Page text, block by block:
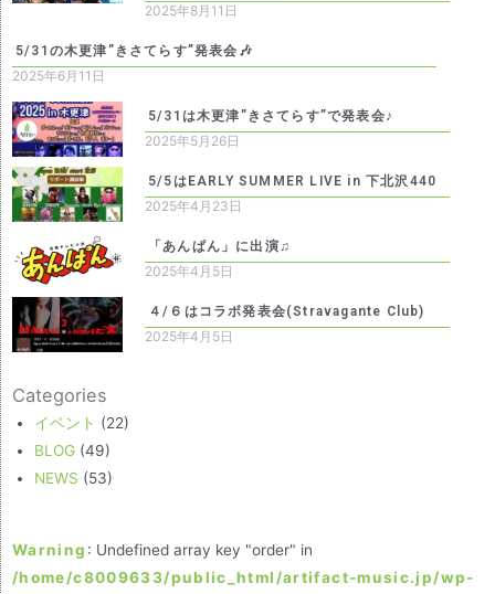
2025年8月11日
5/31の木更津”きさてらす”発表会🎶
2025年6月11日
5/31は木更津”きさてらす”で発表会♪
2025年5月26日
5/5はEARLY SUMMER LIVE in 下北沢440
2025年4月23日
「あんぱん」に出演♫
2025年4月5日
４/６はコラボ発表会(Stravagante Club)
2025年4月5日
Categories
イベント (22)
BLOG (49)
NEWS (53)
Warning : Undefined array key "order" in
/home/c8009633/public_html/artifact-music.jp/wp-